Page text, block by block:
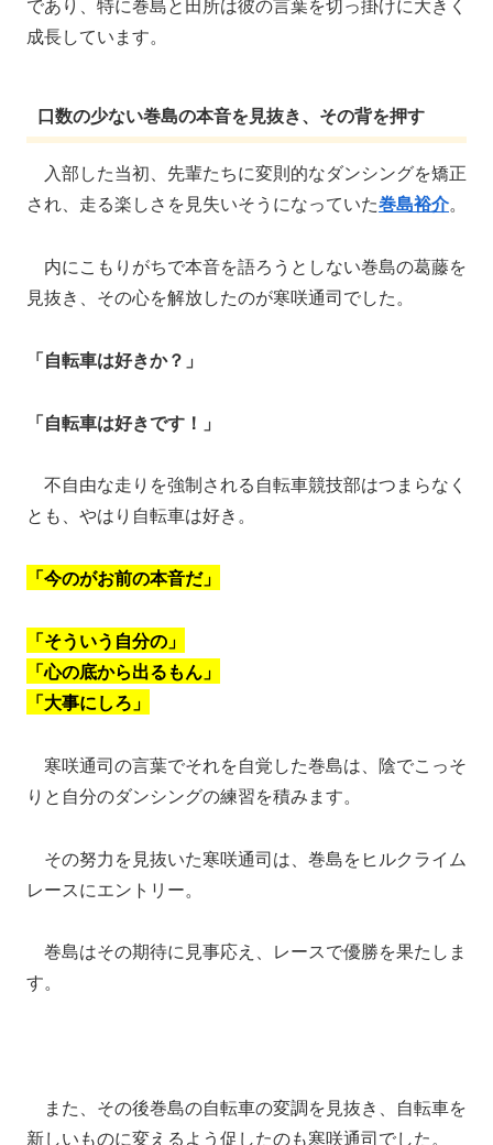
成長しています。
口数の少ない巻島の本音を見抜き、その背を押す
入部した当初、先輩たちに変則的なダンシングを矯正
され、走る楽しさを見失いそうになっていた巻島裕介。
内にこもりがちで本音を語ろうとしない巻島の葛藤を
見抜き、その心を解放したのが寒咲通司でした。
「自転車は好きか？」
「自転車は好きです！」
不自由な走りを強制される自転車競技部はつまらなく
とも、やはり自転車は好き。
「今のがお前の本音だ」
「そういう自分の」
「心の底から出るもん」
「大事にしろ」
寒咲通司の言葉でそれを自覚した巻島は、陰でこっそ
りと自分のダンシングの練習を積みます。
その努力を見抜いた寒咲通司は、巻島をヒルクライム
レースにエントリー。
巻島はその期待に見事応え、レースで優勝を果たしま
す。
また、その後巻島の自転車の変調を見抜き、自転車を
新しいものに変えるよう促したのも寒咲通司でした。